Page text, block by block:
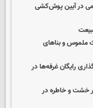
در آیین پوش‌کشی
ملموس و بناهای
رایگان غرفه‌ها در
خشت و خاطره در